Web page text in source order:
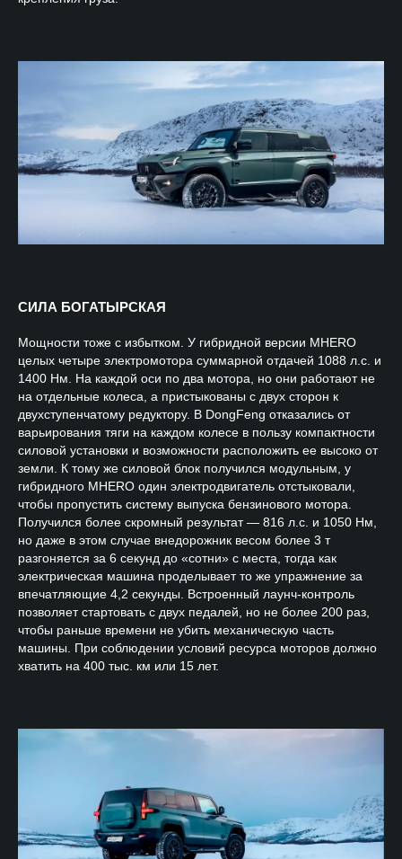
СИЛА БОГАТЫРСКАЯ
Мощности тоже с избытком. У гибридной версии MHERO
целых четыре электромотора суммарной отдачей 1088 л.с. и
1400 Нм. На каждой оси по два мотора, но они работают не
на отдельные колеса, а пристыкованы с двух сторон к
двухступенчатому редуктору. В DongFeng отказались от
варьирования тяги на каждом колесе в пользу компактности
силовой установки и возможности расположить ее высоко от
земли. К тому же силовой блок получился модульным, у
гибридного MHERO один электродвигатель отстыковали,
чтобы пропустить систему выпуска бензинового мотора.
Получился более скромный результат — 816 л.с. и 1050 Нм,
но даже в этом случае внедорожник весом более 3 т
разгоняется за 6 секунд до «сотни» с места, тогда как
электрическая машина проделывает то же упражнение за
впечатляющие 4,2 секунды. Встроенный лаунч-контроль
позволяет стартовать с двух педалей, но не более 200 раз,
чтобы раньше времени не убить механическую часть
машины. При соблюдении условий ресурса моторов должно
хватить на 400 тыс. км или 15 лет.